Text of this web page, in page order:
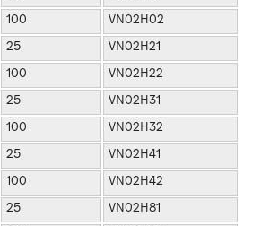
100
VN02H02
25
VN02H21
100
VN02H22
25
VN02H31
100
VN02H32
25
VN02H41
100
VN02H42
25
VN02H81